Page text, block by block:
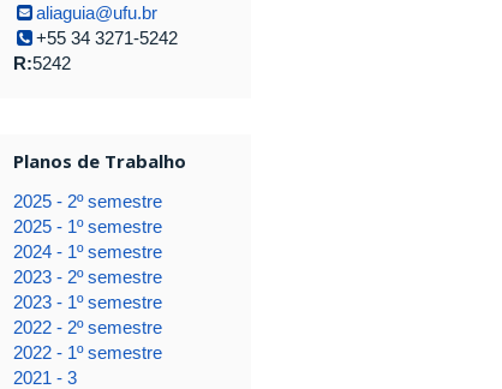
aliaguia@ufu.br
+55 34 3271-5242
R:5242
Planos de Trabalho
2025 - 2º semestre
2025 - 1º semestre
2024 - 1º semestre
2023 - 2º semestre
2023 - 1º semestre
2022 - 2º semestre
2022 - 1º semestre
2021 - 3